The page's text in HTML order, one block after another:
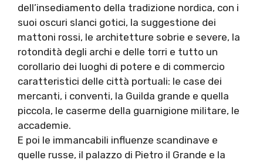
dell’insediamento della tradizione nordica, con i
suoi oscuri slanci gotici, la suggestione dei
mattoni rossi, le architetture sobrie e severe, la
rotondità degli archi e delle torri e tutto un
corollario dei luoghi di potere e di commercio
caratteristici delle città portuali: le case dei
mercanti, i conventi, la Guilda grande e quella
piccola, le caserme della guarnigione militare, le
accademie.
E poi le immancabili influenze scandinave e
quelle russe, il palazzo di Pietro il Grande e la